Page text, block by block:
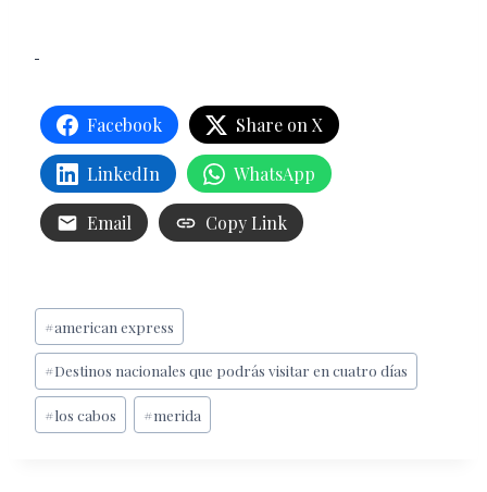
Facebook Share on X
LinkedIn WhatsApp
Email Copy Link
Etiquetas
de
la
entrada:
#american express
#Destinos nacionales que podrás visitar en cuatro días
#los cabos #merida